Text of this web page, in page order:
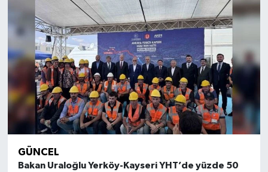
GÜNCEL
Bakan Uraloğlu Yerköy-Kayseri YHT’de yüzde 50